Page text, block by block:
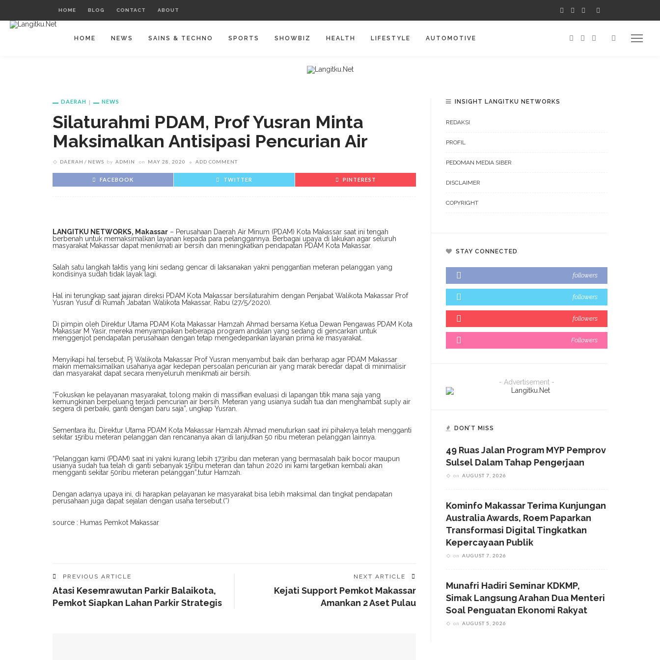
HOME BLOG CONTACT ABOUT
HOME NEWS SAINS & TECHNO SPORTS SHOWBIZ HEALTH LIFESTYLE AUTOMOTIVE
DAERAH NEWS
Silaturahmi PDAM, Prof Yusran Minta
Maksimalkan Antisipasi Pencurian Air
DAERAH NEWS by ADMIN on MAY 28, 2020 ADD COMMENT
FACEBOOK TWITTER PINTEREST
LANGITKU NETWORKS, Makassar – Perusahaan Daerah Air Minum (PDAM) Kota Makassar saat ini tengah
berbenah untuk memaksimalkan layanan kepada para pelanggannya. Berbagai upaya di lakukan agar seluruh
masyarakat Makassar dapat menikmati air bersih dan meningkatkan pendapatan PDAM Kota Makassar.
Salah satu langkah taktis yang kini sedang gencar di laksanakan yakni penggantian meteran pelanggan yang
kondisinya sudah tidak layak lagi.
Hal ini terungkap saat jajaran direksi PDAM Kota Makassar bersilaturahim dengan Penjabat Walikota Makassar Prof
Yusran Yusuf di Rumah Jabatan Walikota Makassar, Rabu (27/5/2020).
Di pimpin oleh Direktur Utama PDAM Kota Makassar Hamzah Ahmad bersama Ketua Dewan Pengawas PDAM Kota
Makassar M Yasir, mereka menyampaikan beberapa program andalan yang sedang di gencarkan untuk
menggenjot pendapatan perusahaan dengan tetap mengedepankan layanan prima ke masyarakat.
Menyikapi hal tersebut, Pj Walikota Makassar Prof Yusran menyambut baik dan berharap agar PDAM Makassar
makin memaksimalkan usahanya agar kedepan persoalan pencurian air yang marak beredar dapat di minimalisir
dan masyarakat dapat secara menyeluruh menikmati air bersih.
“Fokuskan ke pelayanan masyarakat, tolong makin di massifkan evaluasi di lapangan titik mana saja yang
kemungkinan berpeluang terjadi pencurian air bersih. Meteran yang usianya sudah tua dan menghambat suply air
segera di perbaiki, ganti dengan baru saja”, ungkap Yusran.
Sementara itu, Direktur Utama PDAM Kota Makassar Hamzah Ahmad menuturkan saat ini pihaknya telah mengganti
sekitar 15ribu meteran pelanggan dan rencananya akan di lanjutkan 50 ribu meteran pelanggan lainnya.
“Pelanggan kami (PDAM) saat ini yakni kurang lebih 173ribu dan meteran yang bermasalah baik bocor maupun
usianya sudah tua telah di ganti sebanyak 15ribu meteran dan tahun 2020 ini kami targetkan kembali akan
mengganti sekitar 50ribu meteran pelanggan”,tutur Hamzah.
Dengan adanya upaya ini, di harapkan pelayanan ke masyarakat bisa lebih maksimal dan tingkat pendapatan
perusahaan juga dapat sejalan dengan usaha tersebut.(*)
source : Humas Pemkot Makassar
PREVIOUS ARTICLE
Atasi Kesemrawutan Parkir Balaikota,
Pemkot Siapkan Lahan Parkir Strategis
NEXT ARTICLE
Kejati Support Pemkot Makassar
Amankan 2 Aset Pulau
INSIGHT LANGITKU NETWORKS
REDAKSI
PROFIL
PEDOMAN MEDIA SIBER
DISCLAIMER
COPYRIGHT
STAY CONNECTED
followers
followers
followers
Followers
- Advertisement -
DON’T MISS
49 Ruas Jalan Program MYP Pemprov
Sulsel Dalam Tahap Pengerjaan
on AUGUST 7, 2026
Kominfo Makassar Terima Kunjungan
Australia Awards, Roem Paparkan
Transformasi Digital Tingkatkan
Kepercayaan Publik
on AUGUST 7, 2026
Munafri Hadiri Seminar KDKMP,
Simak Langsung Arahan Dua Menteri
Soal Penguatan Ekonomi Rakyat
on AUGUST 5, 2026